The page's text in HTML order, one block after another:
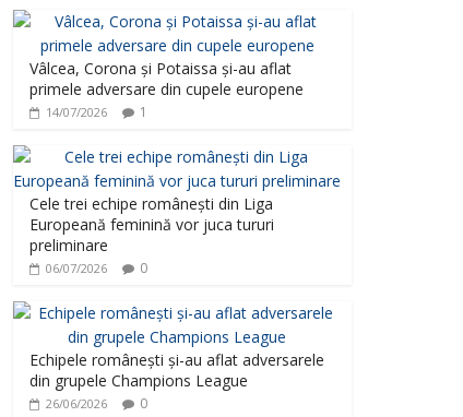
Vâlcea, Corona și Potaissa și-au aflat
primele adversare din cupele europene
14/07/2026 1
Cele trei echipe românești din Liga
Europeană feminină vor juca tururi
preliminare
06/07/2026 0
Echipele românești și-au aflat adversarele
din grupele Champions League
26/06/2026 0